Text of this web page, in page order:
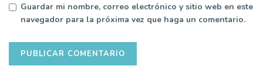
Guardar mi nombre, correo electrónico y sitio web en este
navegador para la próxima vez que haga un comentario.